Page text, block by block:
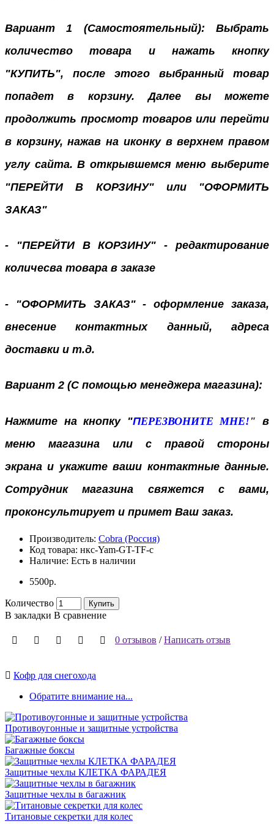
Вариант 1 (Самостоятельный): Выбрать
количество товара и нажать кнопку
"КУПИТЬ", после этого выбранный товар
попадет в корзину. Далее вы можете
продолжить просмотр товаров или перейти
в корзину, нажав на иконку в верхнем правом
углу сайта. В открывшемся меню выберите
"ПЕРЕЙТИ В КОРЗИНУ" или "ОФОРМИТЬ
ЗАКАЗ"
- "ПЕРЕЙТИ В КОРЗИНУ" - редактирование
количесва товара в заказе
- "ОФОРМИТЬ ЗАКАЗ" - оформление заказа,
внесение контактных данный, адреса
доставки и т.д.
Вариант 2 (С помощью менеджера магазина):
Нажмите на кнопку "ПЕРЕЗВОНИТЕ МНЕ! "
в
меню магазина или с правой стороны
экранаи укажите ваши контактные данные.
Сотрудник магазина свяжется с вами,
проконсультирует и примет Ваш заказ.
Производитель: Cobra (Россия)
Код товара: нкс-Yam-GT-TF-с
Наличие: Есть в наличии
5500р.
Количество Купить
В закладки В сравнение
0 отзывов /Написать отзыв
Кофр для снегохода
Обратите внимание на...
Противоугонные и защитные устройства
Багажные боксы
Защитные чехлы КЛЕТКА ФАРАДЕЯ
Защитные чехлы в багажник
Титановые секретки для колес